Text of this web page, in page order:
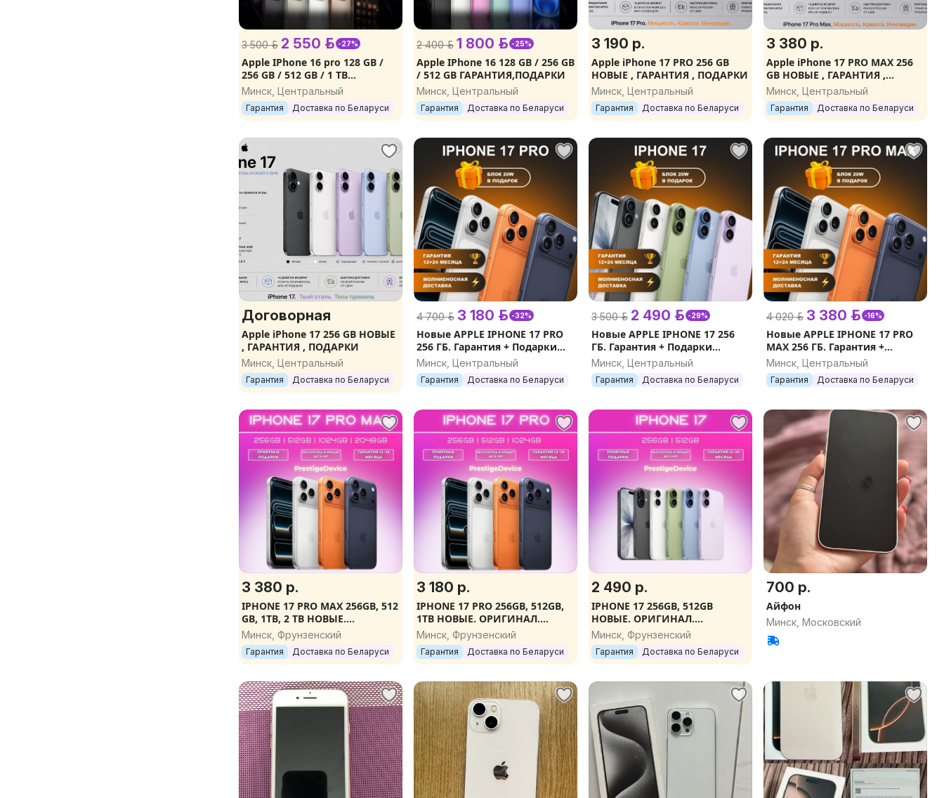
3 500 р. 2 550 р. -27%
Apple IPhone 16 pro 128 GB /
256 GB / 512 GB / 1 TB
ГАРАНТИЯ, ПОДАРКИ
Минск, Центральный
Гарантия Доставка по Беларуси
2 400 р. 1 800 р. -25%
Apple IPhone 16 128 GB / 256 GB
/ 512 GB ГАРАНТИЯ,ПОДАРКИ
Минск, Центральный
Гарантия Доставка по Беларуси
3 190 р.
Apple iPhone 17 PRO 256 GB
НОВЫЕ , ГАРАНТИЯ , ПОДАРКИ
Минск, Центральный
Гарантия Доставка по Беларуси
3 380 р.
Apple iPhone 17 PRO MAX 256
GB НОВЫЕ , ГАРАНТИЯ ,
ПОДАРКИ
Минск, Центральный
Гарантия Доставка по Беларуси
Договорная
Apple iPhone 17 256 GB НОВЫЕ
, ГАРАНТИЯ , ПОДАРКИ
Минск, Центральный
Гарантия Доставка по Беларуси
4 700 р. 3 180 р. -32%
Новые APPLE IPHONE 17 PRO
256 ГБ. Гарантия + Подарки
(блок 20W, стекло и чехол)
SIM+SIM
Минск, Центральный
Гарантия Доставка по Беларуси
3 500 р. 2 490 р. -29%
Новые APPLE IPHONE 17 256
ГБ. Гарантия + Подарки
(защитное стекло и чехол)
eSIM
Минск, Центральный
Гарантия Доставка по Беларуси
4 020 р. 3 380 р. -16%
Новые APPLE IPHONE 17 PRO
MAX 256 ГБ. Гарантия +
Подарки (блок 20W, стекло и
чехол) eSIM
Минск, Центральный
Гарантия Доставка по Беларуси
3 380 р.
IPHONE 17 PRO MAX 256GB, 512
GB, 1TB, 2 TB НОВЫЕ.
ОРИГИНАЛ. ГАРАНТИЯ.
ПОДАРКИ
Минск, Фрунзенский
Гарантия Доставка по Беларуси
3 180 р.
IPHONE 17 PRO 256GB, 512GB,
1TB НОВЫЕ. ОРИГИНАЛ.
ГАРАНТИЯ. ПОДАРКИ
Минск, Фрунзенский
Гарантия Доставка по Беларуси
2 490 р.
IPHONE 17 256GB, 512GB
НОВЫЕ. ОРИГИНАЛ.
ГАРАНТИЯ. ПОДАРКИ
Минск, Фрунзенский
Гарантия Доставка по Беларуси
700 р.
Айфон
Минск, Московский